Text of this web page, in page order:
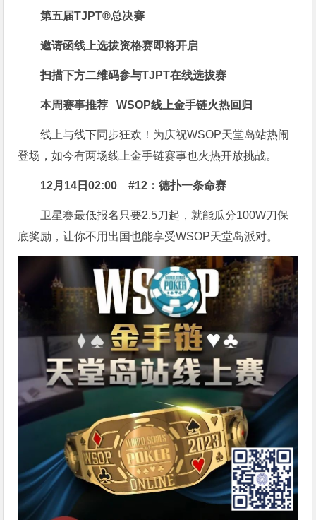
第五届TJPT®总决赛
邀请函线上选拔资格赛即将开启
扫描下方二维码参与TJPT在线选拔赛
本周赛事推荐WSOP线上金手链火热回归
线上与线下同步狂欢！为庆祝WSOP天堂岛站热闹
登场，如今有两场线上金手链赛事也火热开放挑战。
12月14日02:00#12：德扑一条命赛
卫星赛最低报名只要2.5刀起，就能瓜分100W刀保
底奖励，让你不用出国也能享受WSOP天堂岛派对。